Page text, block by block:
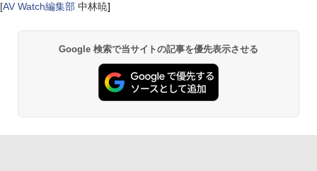
[AV Watch編集部 中林暁]
Google 検索で当サイトの記事を優先表示させる